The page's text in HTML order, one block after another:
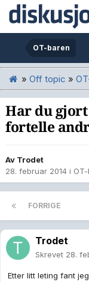
OT-baren
» Off topic »
Har du gjort
fortelle
Av Trodet
28. februar 2014 i
FORRIGE
Trodet
Skrevet 28.
Etter litt leting fant